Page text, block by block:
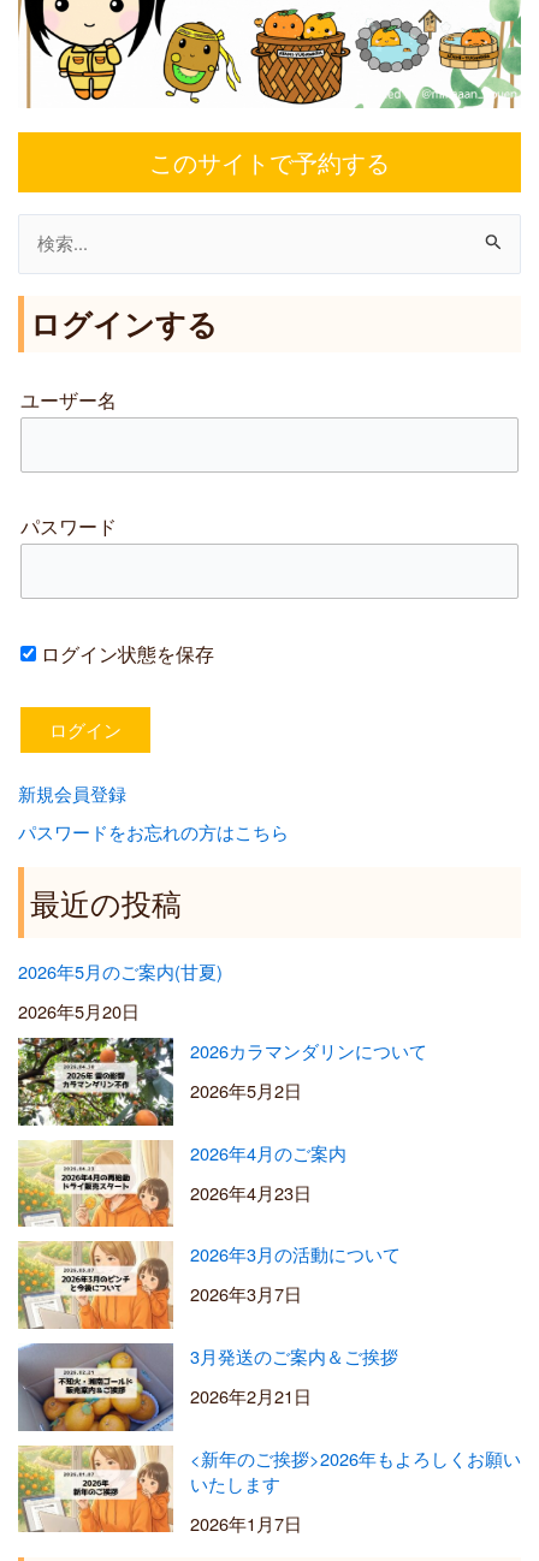
このサイトで予約する
索
象
ログインする
ユーザー名
パスワード
ログイン状態を保存
新規会員登録
パスワードをお忘れの方はこちら
最近の投稿
2026年5月のご案内(甘夏)
2026年5月20日
2026カラマンダリンについて
2026年5月2日
2026年4月のご案内
2026年4月23日
2026年3月の活動について
2026年3月7日
3月発送のご案内＆ご挨拶
2026年2月21日
<新年のご挨拶>2026年もよろしくお願い
いたします
2026年1月7日